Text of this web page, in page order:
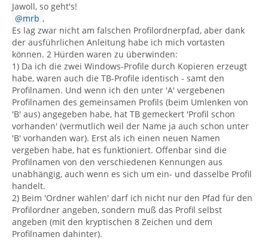
Jawoll, so geht's!
mrb ,
Es lag zwar nicht am falschen Profilordnerpfad, aber dank
der ausführlichen Anleitung habe ich mich vortasten
können. 2 Hürden waren zu überwinden:
1) Da ich die zwei Windows-Profile durch Kopieren erzeugt
habe, waren auch die TB-Profile identisch - samt den
Profilnamen. Und wenn ich den unter 'A' vergebenen
Profilnamen des gemeinsamen Profils (beim Umlenken von
'B' aus) angegeben habe, hat TB gemeckert 'Profil schon
vorhanden' (vermutlich weil der Name ja auch schon unter
'B' vorhanden war). Erst als ich einen neuen Namen
vergeben habe, hat es funktioniert. Offenbar sind die
Profilnamen von den verschiedenen Kennungen aus
unabhängig, auch wenn es sich um ein- und dasselbe Profil
handelt.
2) Beim 'Ordner wählen' darf ich nicht nur den Pfad für den
Profilordner angeben, sondern muß das Profil selbst
angeben (mit den kryptischen 8 Zeichen und dem
Profilnamen dahinter).